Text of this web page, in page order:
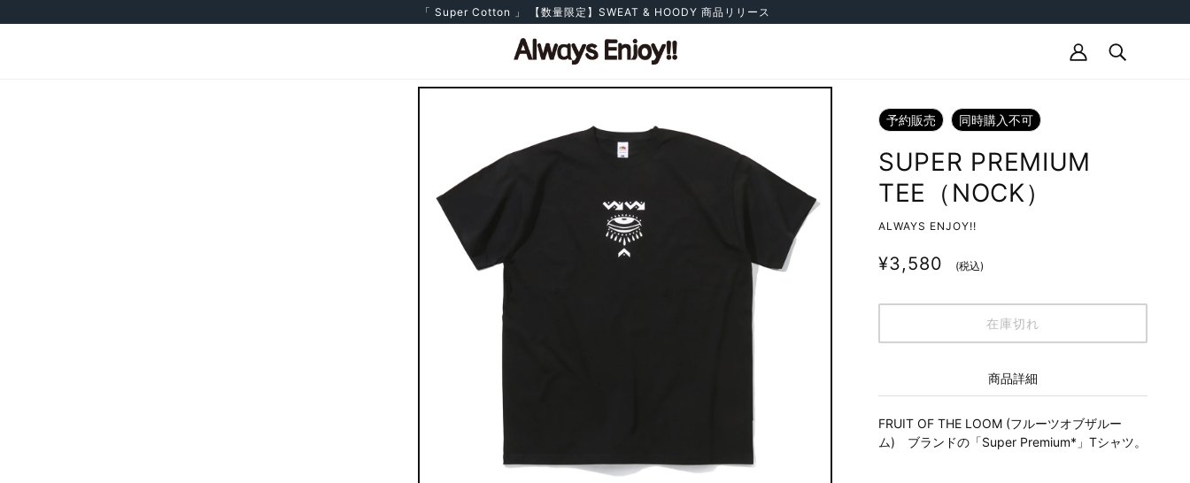
「 Super Cotton 」 【数量限定】SWEAT & HOODY 商品リリース
予約販売 同時購入不可
SUPER PREMIUM
TEE（NOCK）
ALWAYS ENJOY!!
¥3,580 (税込)
在庫切れ
商品詳細
FRUIT OF THE LOOM (フルーツオブザルー
ム) ブランドの「Super Premium*」Tシャツ。